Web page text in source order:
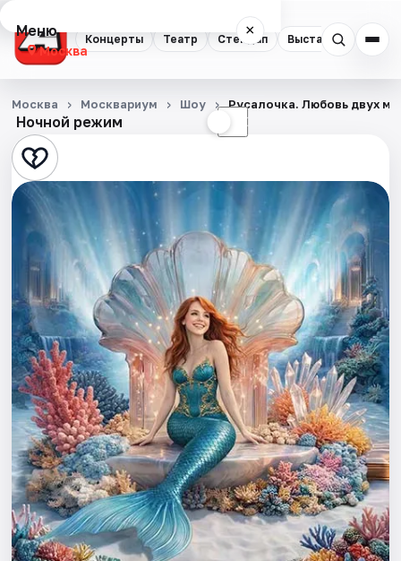
Концерты Театр Стендап Выставки
Меню ×
Москва
Концерты
Театр
Стендап
Выставки
Квесты
Экскурсии
Спорт
События
Города
Площадки
Артисты
Ночной режим ☾
Москва Москвариум Шоу Русалочка. Любовь двух